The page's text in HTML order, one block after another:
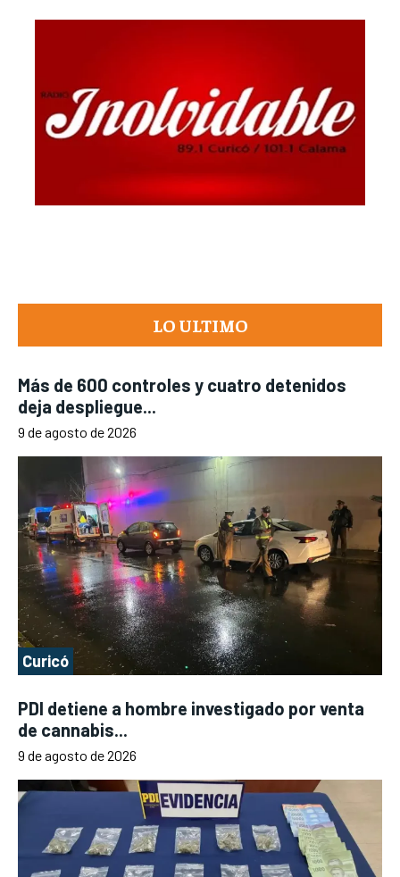
LO ULTIMO
Más de 600 controles y cuatro detenidos
deja despliegue...
9 de agosto de 2026
Curicó
PDI detiene a hombre investigado por venta
de cannabis...
9 de agosto de 2026